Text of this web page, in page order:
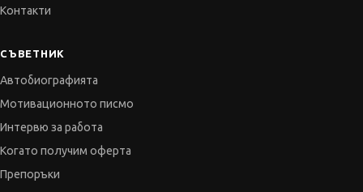
Контакти
СЪВЕТНИК
Автобиографията
Мотивационното писмо
Интервю за работа
Когато получим оферта
Препоръки